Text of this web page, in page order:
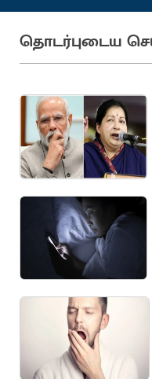
தொடர்புடைய